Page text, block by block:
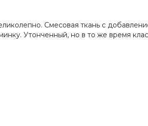
Смесовая ткань с
Утонченный, но в то же время